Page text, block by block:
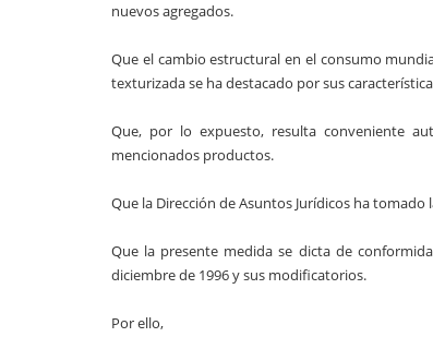
nuevos agregados.
Que el cambio estructural en el consumo
texturizada se ha destacado por sus
Que, por lo expuesto, resulta conveniente
mencionados productos.
Que la Dirección de Asuntos Jurídicos ha
Que la presente medida se dicta de
diciembre de 1996 y sus modificatorios.
Por ello,